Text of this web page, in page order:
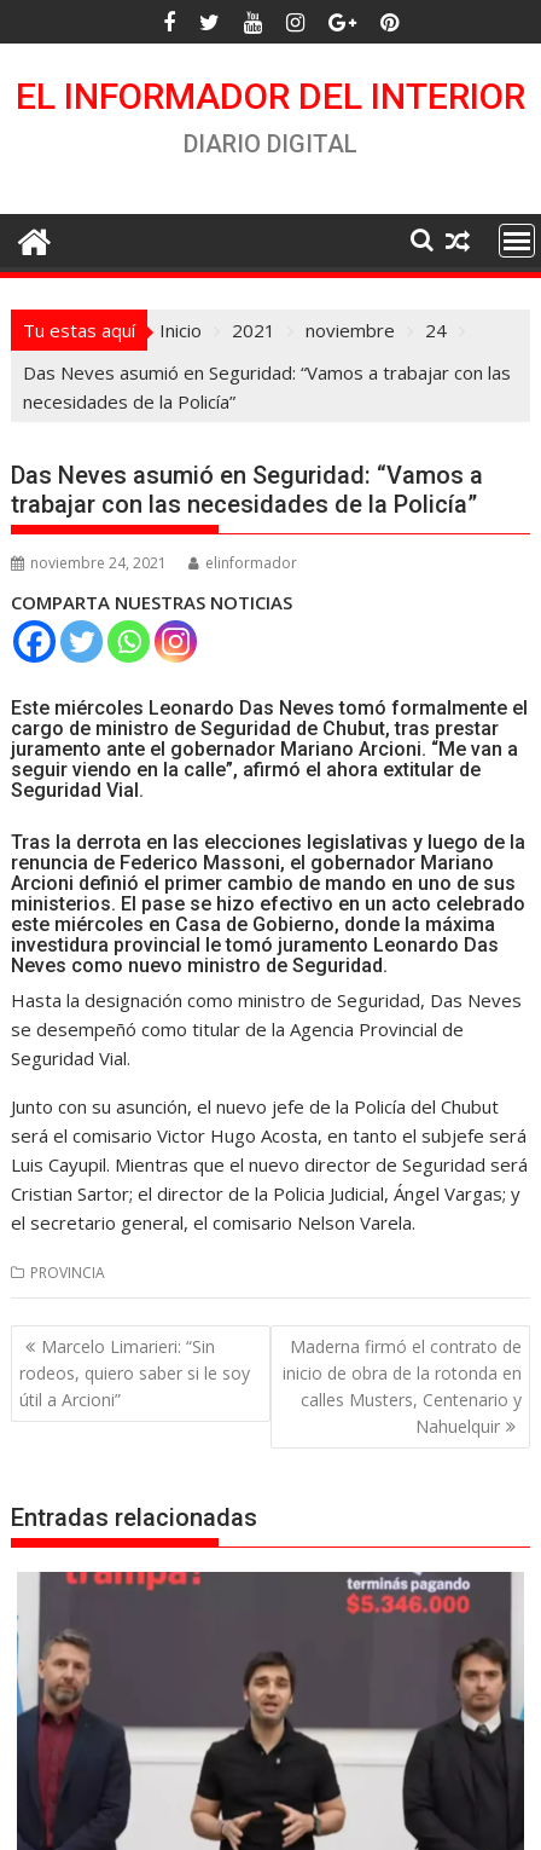
al
EL INFORMADOR DEL INTERIOR
DIARIO DIGITAL
Tu estas aquí Inicio 2021 noviembre
24
Das Neves asumió en Seguridad: “Vamos a trabajar con las
necesidades de la Policía”
Das Neves asumió en Seguridad: “Vamos a
trabajar con las necesidades de la Policía”
noviembre 24, 2021 elinformador
COMPARTA NUESTRAS NOTICIAS
Este miércoles Leonardo Das Neves tomó formalmente el
cargo de ministro de Seguridad de Chubut, tras prestar
juramento ante el gobernador Mariano Arcioni. “Me van a
seguir viendo en la calle”, afirmó el ahora extitular de
Seguridad Vial.
Tras la derrota en las elecciones legislativas y luego de la
renuncia de Federico Massoni, el gobernador Mariano
Arcioni definió el primer cambio de mando en uno de sus
ministerios. El pase se hizo efectivo en un acto celebrado
este miércoles en Casa de Gobierno, donde la máxima
investidura provincial le tomó juramento Leonardo Das
Neves como nuevo ministro de Seguridad.
Hasta la designación como ministro de Seguridad, Das Neves
se desempeñó como titular de la Agencia Provincial de
Seguridad Vial.
Junto con su asunción, el nuevo jefe de la Policía del Chubut
será el comisario Victor Hugo Acosta, en tanto el subjefe será
Luis Cayupil. Mientras que el nuevo director de Seguridad será
Cristian Sartor; el director de la Policia Judicial, Ángel Vargas; y
el secretario general, el comisario Nelson Varela.
PROVINCIA
Navegación
de
entradas
Marcelo Limarieri: “Sin
rodeos, quiero saber si le soy
útil a Arcioni”
Maderna firmó el contrato de
inicio de obra de la rotonda en
calles Musters, Centenario y
Nahuelquir
Entradas relacionadas